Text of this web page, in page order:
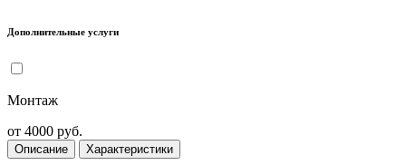
Дополнительные услуги
Монтаж
от 4000 руб.
Описание Характеристики